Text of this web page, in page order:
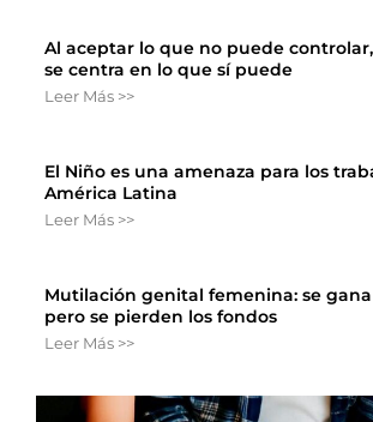
Al aceptar lo que no puede
se centra en lo que sí puede
Leer Más >>
El Niño es una amenaza para los
América Latina
Leer Más >>
Mutilación genital femenina: se
pero se pierden los fondos
Leer Más >>